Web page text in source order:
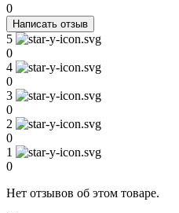
0
Написать отзыв
5
0
4
0
3
0
2
0
1
0
Нет отзывов об этом товаре.